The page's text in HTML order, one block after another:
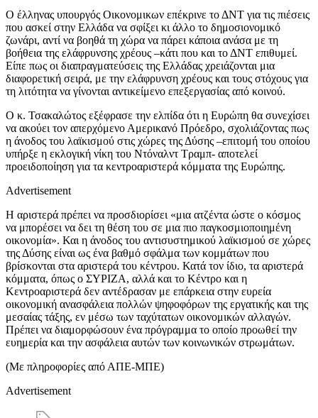
Ο έλληνας υπουργός Οικονομικων επέκρινε το ΔΝΤ για τις πιέσεις
που ασκεί στην Ελλάδα να σφίξει κι άλλο το δημοσιονομικό
ζωνάρι, αντί να βοηθά τη χώρα να πάρει κάποια ανάσα με τη
βοήθεια της ελάφρυνσης χρέους –κάτι που και το ΔΝΤ επιθυμεί.
Είπε πως οι διαπραγματεύσεις της Ελλάδας χρειάζονται μια
διαφορετική σειρά, με την ελάφρυνση χρέους και τους στόχους για
τη λιτότητα να γίνονται αντικείμενο επεξεργασίας από κοινού.
Ο κ. Τσακαλώτος εξέφρασε την ελπίδα ότι η Ευρώπη θα συνεχίσει
να ακούει τον απερχόμενο Αμερικανό Πρόεδρο, σχολιάζοντας πως
η άνοδος του λαϊκισμού στις χώρες της Δύσης –επιτομή του οποίου
υπήρξε η εκλογική νίκη του Ντόναλντ Τραμπ- αποτελεί
προειδοποίηση για τα κεντροαριστερά κόμματα της Ευρώπης.
Advertisement
Η αριστερά πρέπει να προσδιορίσει «μια ατζέντα ώστε ο κόσμος
να μπορέσει να δει τη θέση του σε μια πιο παγκοσμιοποιημένη
οικονομία». Και η άνοδος του αντισυστημικού λαϊκισμού σε χώρες
της Δύσης είναι ως ένα βαθμό σφάλμα των κομμάτων που
βρίσκονται στα αριστερά του κέντρου. Κατά τον ίδιο, τα αριστερά
κόμματα, όπως ο ΣΥΡΙΖΑ, αλλά και το Κέντρο και η
Κεντροαριστερά δεν αντέδρασαν με επάρκεια στην ευρεία
οικονομική ανασφάλεια πολλών ψηφοφόρων της εργατικής και της
μεσαίας τάξης, εν μέσω των ταχύτατων οικονομικών αλλαγών.
Πρέπει να διαμορφώσουν ένα πρόγραμμα το οποίο προωθεί την
ευημερία και την ασφάλεια αυτών των κοινωνικών στρωμάτων.
(Mε πληροφορίες από ΑΠΕ-ΜΠΕ)
Advertisement